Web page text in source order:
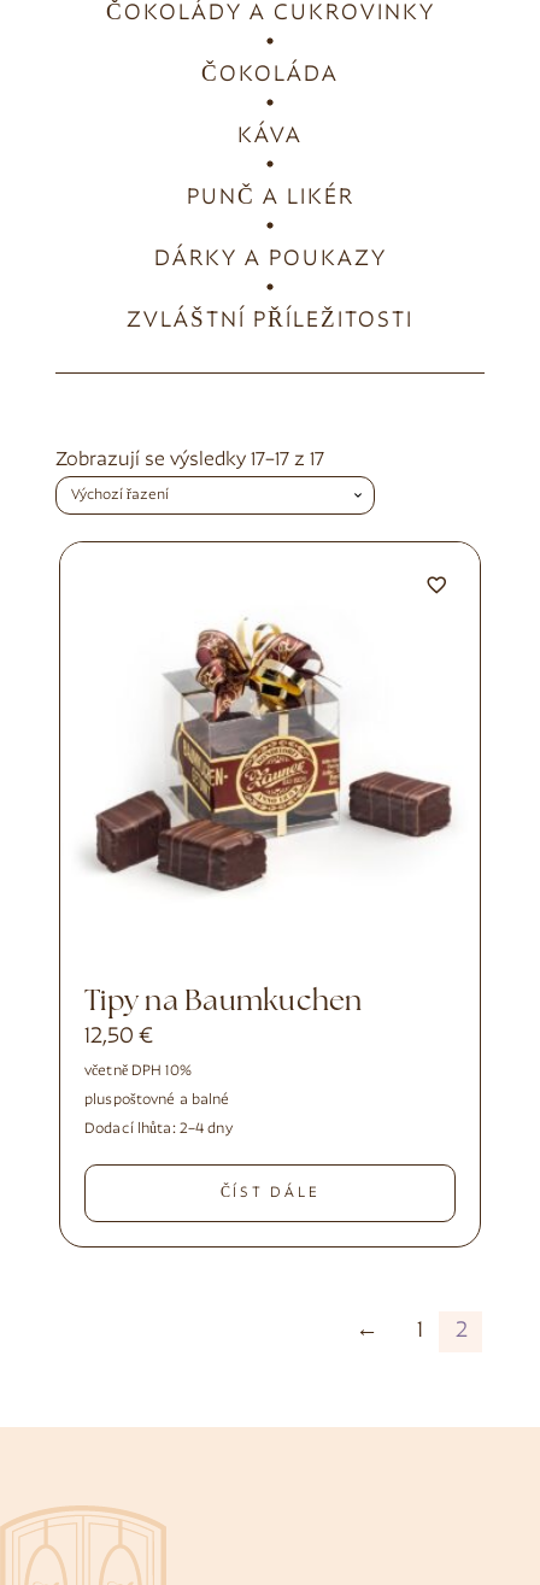
ČOKOLÁDY A CUKROVINKY
ČOKOLÁDA
KÁVA
PUNČ A LIKÉR
DÁRKY A POUKAZY
ZVLÁŠTNÍ PŘÍLEŽITOSTI
Zobrazují se výsledky 17–17 z 17
Tipy na Baumkuchen
12,50€
včetně DPH 10%
pluspoštovné a balné
Dodací lhůta: 2–4 dny
ČÍST DÁLE
← 1 2